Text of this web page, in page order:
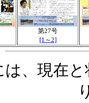
第27号
[1～2]
、現在